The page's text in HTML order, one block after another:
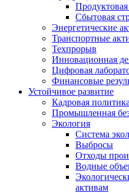
Сбытовая
Энергетические
Транспортные
Техпрорыв
Инновационная
Цифровая
Финансовые
Устойчивое развитие
Кадровая политика
Промышленная
Экология
Система
Выбросы
Отходы
Водные
активам